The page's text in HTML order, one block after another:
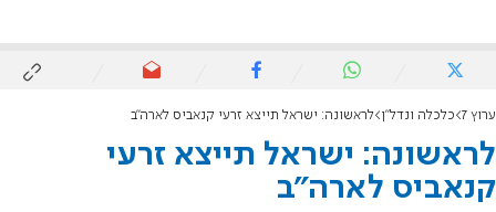
ערוץ 7 כלכלה ונדל"ן לראשונה: ישראל תייצא זרעי קנאביס לארה"ב
לראשונה: ישראל תייצא זרעי
קנאביס לארה"ב